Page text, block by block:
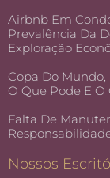
Airbnb Em
Prevalência Da
Exploração
Copa Do Mundo,
O Que Pode E O
Falta De
Nossos